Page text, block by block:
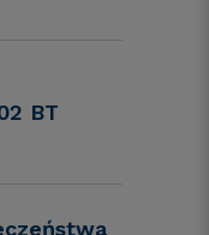
BT